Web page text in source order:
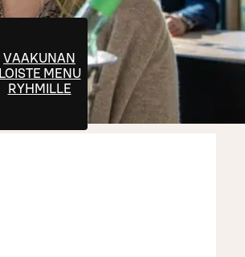
VAAKUNAN
LOISTE MENU
RYHMILLE